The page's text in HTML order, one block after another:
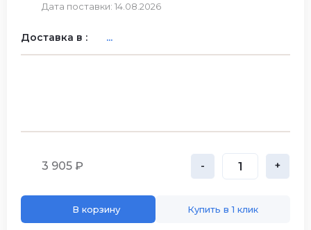
Дата поставки: 14.08.2026
Доставка в : ...
3 905 ₽ - +
В корзину Купить в 1 клик